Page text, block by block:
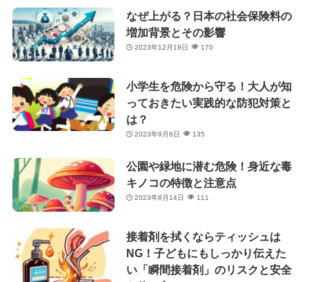
なぜ上がる？日本の社会保険料の
増加背景とその影響
2023年12月19日 170
小学生を危険から守る！大人が知
っておきたい実践的な防犯対策と
は？
2023年9月6日 135
公園や緑地に潜む危険！身近な毒
キノコの特徴と注意点
2023年8月14日 111
接着剤を拭くならティッシュは
NG！子どもにもしっかり伝えた
い「瞬間接着剤」のリスクと安全